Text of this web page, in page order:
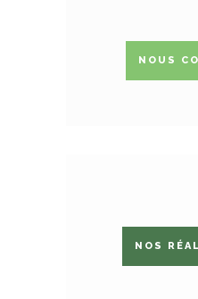
NOUS
NOS